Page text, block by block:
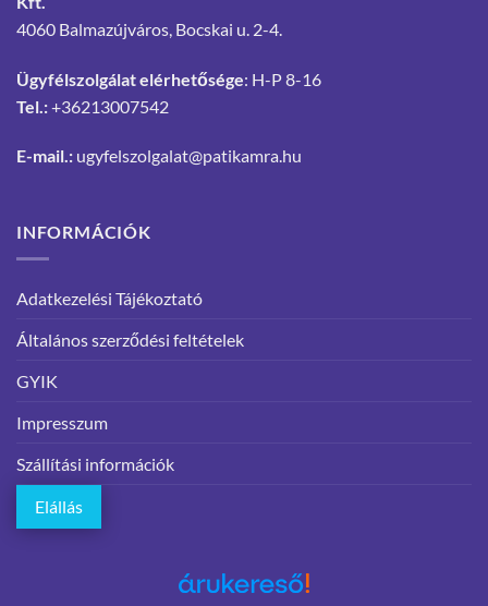
4060 Balmazújváros, Bocskai u. 2-4.
Ügyfélszolgálat elérhetősége: H-P 8-16
Tel.:+36213007542
E-mail.: ugyfelszolgalat@patikamra.hu
INFORMÁCIÓK
Adatkezelési Tájékoztató
Általános szerződési feltételek
GYIK
Impresszum
Szállítási információk
Elállás